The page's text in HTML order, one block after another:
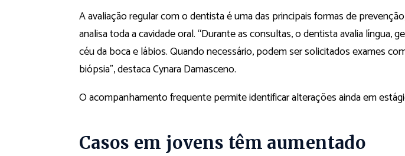
A avaliação regular com o dentista é uma das principais formas de
analisa toda a cavidade oral. “Durante as consultas, o dentista avalia língua,
céu da boca e lábios. Quando necessário, podem ser solicitados exames
biópsia”, destaca Cynara Damasceno.
O acompanhamento frequente permite identificar alterações ainda em
Casos em jovens têm aumentado